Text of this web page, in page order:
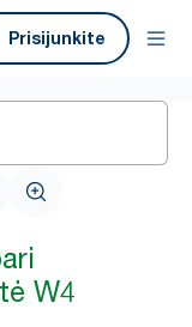
Prisijunkite
W4